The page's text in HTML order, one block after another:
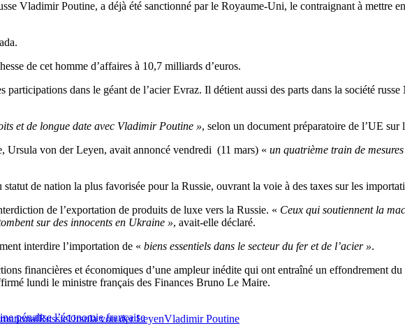
Vladimir Poutine, a déjà été sanctionné par le Royaume-Uni, le contraignant à mettre
de cet homme d’affaires à 10,7 milliards d’euros.
dans le géant de l’acier Evraz. Il détient aussi des parts dans la société
et de longue date avec Vladimir Poutine », selon un document préparatoire de l’UE sur
Ursula von der Leyen, avait annoncé vendredi (11 mars) « un quatrième train de
de nation la plus favorisée pour la Russie, ouvrant la voie à des taxes sur les
de l’exportation de produits de luxe vers la Russie. « Ceux qui soutiennent la
sur des innocents en Ukraine », avait-elle déclaré.
interdire l’importation de « biens essentiels dans le secteur du fer et de l’acier ».
financières et économiques d’une ampleur inédite qui ont entraîné un effondrement
lundi le ministre français des Finances Bruno Le Maire.
pénalise l’économie française
RussieUrsula von der LeyenVladimir Poutine